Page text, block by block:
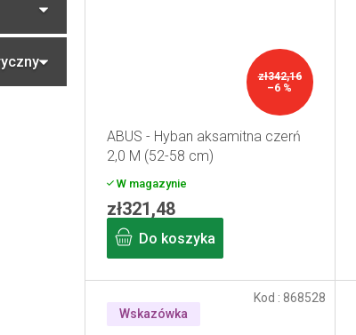
zł342,16
–6 %
ABUS - Hyban aksamitna czerń
2,0 M (52-58 cm)
W magazynie
zł321,48
Do koszyka
Wskazówka
Kod : 868528